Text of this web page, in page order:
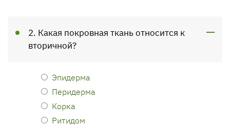
2. Какая покровная ткань относится к
вторичной?
Эпидерма
Перидерма
Корка
Ритидом